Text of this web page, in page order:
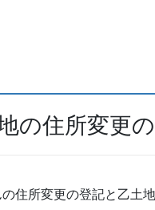
の住所変更
住所変更の登記と乙土